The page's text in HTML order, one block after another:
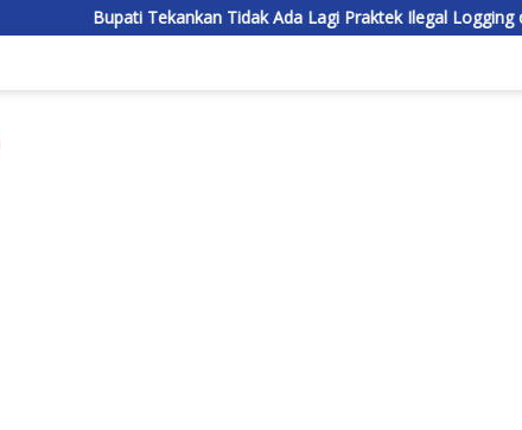
Tekankan Tidak Ada Lagi Praktek Ilegal Logging di Lamandau